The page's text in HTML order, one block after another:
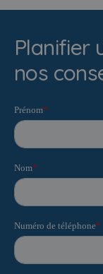
Planifier
nos